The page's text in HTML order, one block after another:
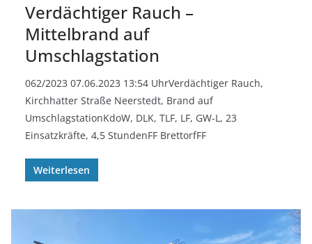
Verdächtiger Rauch –
Mittelbrand auf
Umschlagstation
062/2023 07.06.2023 13:54 UhrVerdächtiger Rauch,
Kirchhatter Straße Neerstedt, Brand auf
UmschlagstationKdoW, DLK, TLF, LF, GW-L, 23
Einsatzkräfte, 4,5 StundenFF BrettorfFF
Weiterlesen